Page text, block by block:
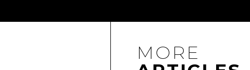
MORE